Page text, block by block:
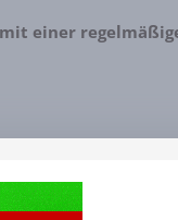
einer